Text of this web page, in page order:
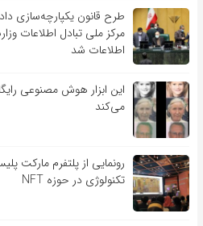
طرح قانون یکپارچه‌سازی
مرکز ملی تبادل اطلاعات
اطلاعات شد
این ابزار هوش مصنوعی
می‌کند
رونمایی از پلتفرم مارکت
تکنولوژی در حوزه NFT